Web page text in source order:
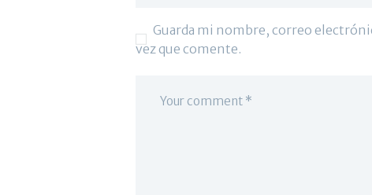
Guarda mi nombre, correo
vez que comente.